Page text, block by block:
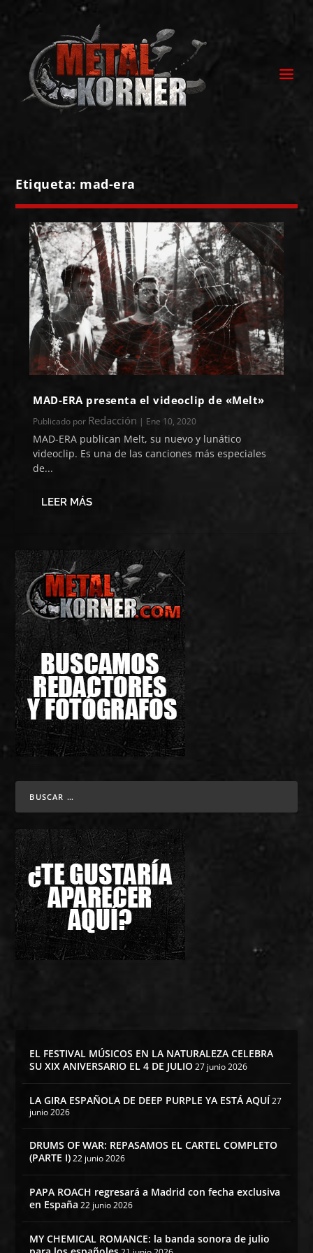
Etiqueta: mad-era
MAD-ERA presenta el videoclip de «Melt»
Publicado por Redacción | Ene 10, 2020
MAD-ERA publican Melt, su nuevo y lunático
videoclip. Es una de las canciones más especiales
de...
LEER MÁS
EL FESTIVAL MÚSICOS EN LA NATURALEZA CELEBRA
SU XIX ANIVERSARIO EL 4 DE JULIO 27 junio 2026
LA GIRA ESPAÑOLA DE DEEP PURPLE YA ESTÁ AQUÍ27
junio 2026
DRUMS OF WAR: REPASAMOS EL CARTEL COMPLETO
(PARTE I) 22 junio 2026
PAPA ROACH regresará a Madrid con fecha exclusiva
en España 22 junio 2026
MY CHEMICAL ROMANCE: la banda sonora de julio